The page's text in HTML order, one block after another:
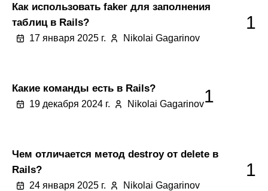
Как использовать faker для заполнения
таблиц в Rails?
17 января 2025 г. Nikolai Gagarinov
1
Какие команды есть в Rails?
19 декабря 2024 г. Nikolai Gagarinov1
Чем отличается метод destroy от delete в
Rails?
24 января 2025 г. Nikolai Gagarinov
1